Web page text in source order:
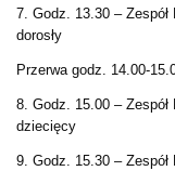
7. Godz. 13.30 – Zespół
dorosły
Przerwa godz. 14.00-
8. Godz. 15.00 – Zespół
dziecięcy
9. Godz. 15.30 –